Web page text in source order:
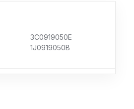
3C0919050E
1J0919050B